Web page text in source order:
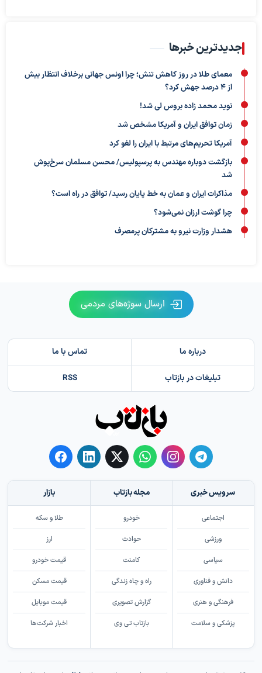
جدیدترین خبرها
معمای طلا در روز کاهش تنش؛ چرا اونس جهانی برخلاف انتظار بیش
از ۴ درصد جهش کرد؟
نوید محمد زاده بروس لی شد!
زمان توافق ایران و آمریکا مشخص شد
آمریکا تحریم‌های مرتبط با ایران را لغو کرد
بازگشت دوباره مهندس به پرسپولیس/ محسن مسلمان سرخ‌پوش
شد
مذاکرات ایران و عمان به خط پایان رسید/ توافق در راه است؟
چرا گوشت ارزان نمی‌شود؟
هشدار وزارت نیرو به مشترکان پرمصرف
ارسال سوژه‌های مردمی
درباره ما تماس با ما
تبلیغات در بازتاب RSS
سرویس خبری
اجتماعی
ورزشی
سیاسی
دانش و فناوری
فرهنگی و هنری
پزشکی و سلامت
مجله بازتاب
خودرو
حوادث
کامنت
راه و چاه زندگی
گزارش تصویری
بازتاب تی وی
بازار
طلا و سکه
ارز
قیمت خودرو
قیمت مسکن
قیمت موبایل
اخبار شرکت‌ها